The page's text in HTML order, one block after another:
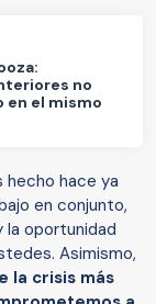
no
en el mismo
hecho hace ya
en conjunto,
la oportunidad
Asimismo,
la crisis más